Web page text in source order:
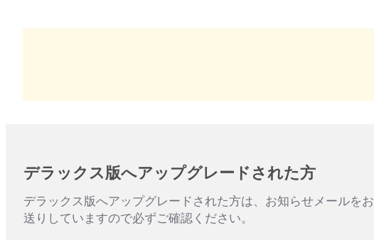
デラックス版へアップグレードされた方
デラックス版へアップグレードされた方は、お知らせメールをお
送りしていますので必ずご確認ください。